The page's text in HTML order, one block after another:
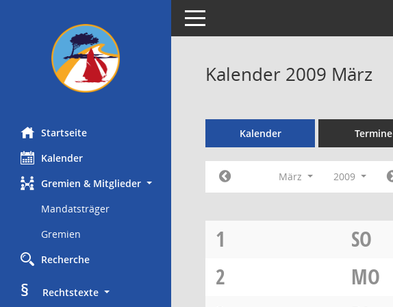
Startseite
Kalender
Gremien & Mitglieder
Mandatsträger
Gremien
Recherche
§
     Rechtstexte
Toggle navigation
Kalender 2009 März
Kalender Termine
März 2009
1
SO
2
MO